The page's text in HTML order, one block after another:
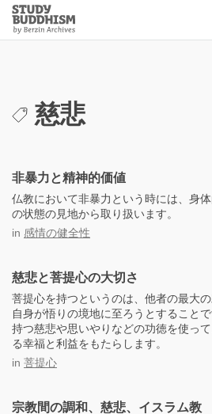
Close
Study
Buddhism
慈悲
非暴力と精神的価値
仏教において非暴力という時には、身
の状態の見地から取り扱います。
in 感情の健全性
慈悲と菩提心の大切さ
菩提心を持つというのは、他者の最大
自身が悟りの境地に至ろうとすること
持つ慈悲や思いやりなどの功徳を使っ
る幸福と利益をもたらします。
in 菩提心
宗教間の調和、慈悲、イスラム教